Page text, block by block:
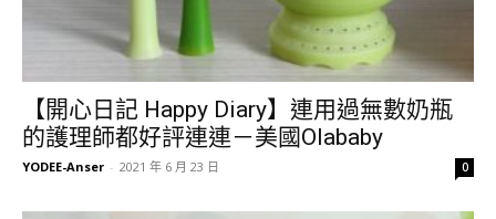
【開心日記 Happy Diary】連用過無數奶瓶
的護理師都好評連連－美國Olababy
YODEE-Anser - 2021 年 6 月 23 日 0